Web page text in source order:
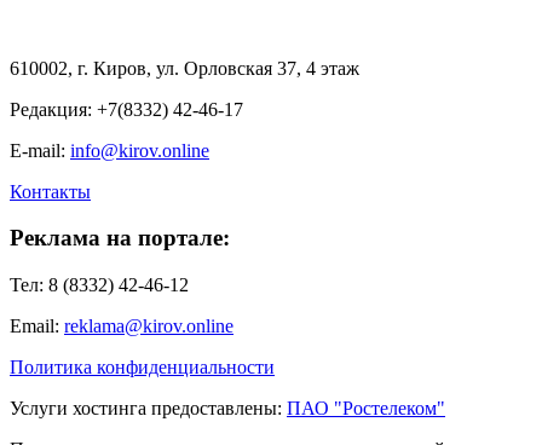
610002, г. Киров, ул. Орловская 37, 4 этаж
Редакция: +7(8332) 42-46-17
E-mail: info@kirov.online
Контакты
Реклама на портале:
Тел: 8 (8332) 42-46-12
Email: reklama@kirov.online
Политика конфиденциальности
Услуги хостинга предоставлены: ПАО "Ростелеком"